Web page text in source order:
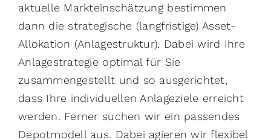
aktuelle Markteinschätzung bestimmen
dann die strategische (langfristige) Asset-
Allokation (Anlagestruktur). Dabei wird Ihre
Anlagestrategie optimal für Sie
zusammengestellt und so ausgerichtet,
dass Ihre individuellen Anlageziele erreicht
werden. Ferner suchen wir ein passendes
Depotmodell aus. Dabei agieren wir flexibel